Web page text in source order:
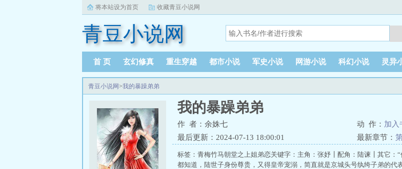
将本站设为首页 收藏青豆小说网
青豆小说网
首 页 玄幻修真 重生穿越 都市小说 军史小说 网游小说 科幻小说 灵异
青豆小说网>我的暴躁弟弟
我的暴躁弟弟
作 者：余姝七 动 作： 加入
最后更新：2024-07-13 18:00:01
最新章节：
标签：青梅竹马朝堂之上姐弟恋关键字：主角：张妤┃配角：陆谏┃其它：
都知道，陆世子身份尊贵，又得皇帝宠溺，简直就是京城头号纨绔子弟的